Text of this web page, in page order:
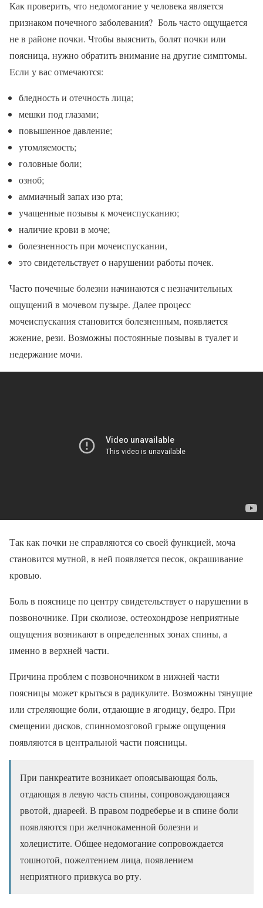
Как проверить, что недомогание у человека является
признаком почечного заболевания? Боль часто ощущается
не в районе почки. Чтобы выяснить, болят почки или
поясница, нужно обратить внимание на другие симптомы.
Если у вас отмечаются:
бледность и отечность лица;
мешки под глазами;
повышенное давление;
утомляемость;
головные боли;
озноб;
аммиачный запах изо рта;
учащенные позывы к мочеиспусканию;
наличие крови в моче;
болезненность при мочеиспускании,
это свидетельствует о нарушении работы почек.
Часто почечные болезни начинаются с незначительных
ощущений в мочевом пузыре. Далее процесс
мочеиспускания становится болезненным, появляется
жжение, рези. Возможны постоянные позывы в туалет и
недержание мочи.
Так как почки не справляются со своей функцией, моча
становится мутной, в ней появляется песок, окрашивание
кровью.
Боль в пояснице по центру свидетельствует о нарушении в
позвоночнике. При сколиозе, остеохондрозе неприятные
ощущения возникают в определенных зонах спины, а
именно в верхней части.
Причина проблем с позвоночником в нижней части
поясницы может крыться в радикулите. Возможны тянущие
или стреляющие боли, отдающие в ягодицу, бедро. При
смещении дисков, спинномозговой грыже ощущения
появляются в центральной части поясницы.
При панкреатите возникает опоясывающая боль,
отдающая в левую часть спины, сопровождающаяся
рвотой, диареей. В правом подреберье и в спине боли
появляются при желчнокаменной болезни и
холецистите. Общее недомогание сопровождается
тошнотой, пожелтением лица, появлением
неприятного привкуса во рту.